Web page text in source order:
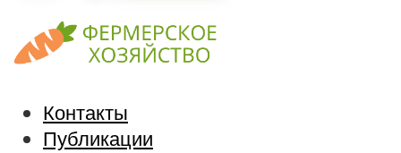
Контакты
Публикации